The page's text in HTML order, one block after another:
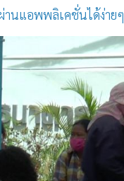
านแอพพลิเคชั่นได้ง่ายๆ